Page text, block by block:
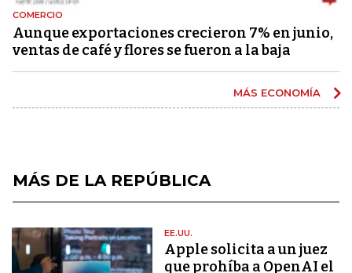
COMERCIO
Aunque exportaciones crecieron 7% en junio,
ventas de café y flores se fueron a la baja
MÁS ECONOMÍA
MÁS DE LA REPÚBLICA
EE.UU.
Apple solicita a un juez
que prohíba a OpenAI el